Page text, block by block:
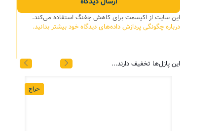
این سایت از اکیسمت برای کاهش جفنگ استفاده می‌کند.
درباره چگونگی پردازش داده‌های دیدگاه خود بیشتر بدانید.
این پازل‌ها تخفیف دارند...
حراج